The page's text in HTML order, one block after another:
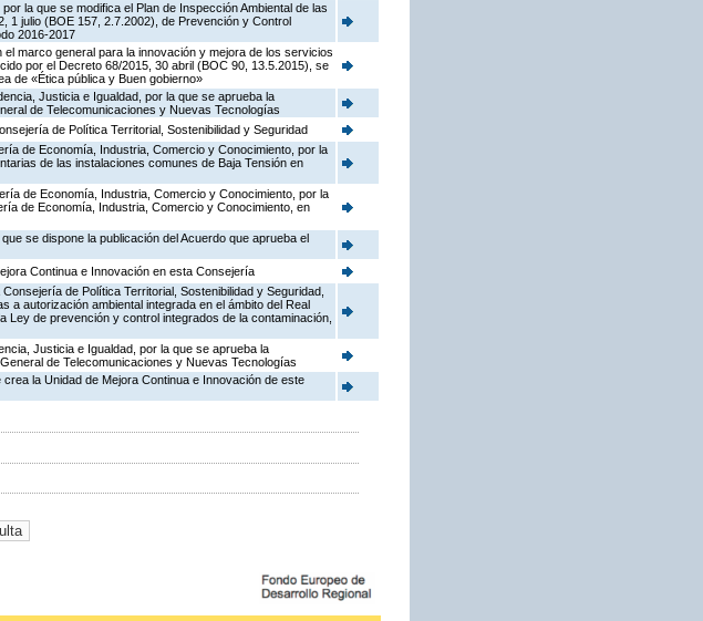
la que se modifica el Plan de Inspección Ambiental de las
1 julio (BOE 157, 2.7.2002), de Prevención y Control
2016-2017
marco general para la innovación y mejora de los servicios
por el Decreto 68/2015, 30 abril (BOC 90, 13.5.2015), se
de «Ética pública y Buen gobierno»
Justicia e Igualdad, por la que se aprueba la
de Telecomunicaciones y Nuevas Tecnologías
de Política Territorial, Sostenibilidad y Seguridad
de Economía, Industria, Comercio y Conocimiento, por la
de las instalaciones comunes de Baja Tensión en
de Economía, Industria, Comercio y Conocimiento, por la
de Economía, Industria, Comercio y Conocimiento, en
se dispone la publicación del Acuerdo que aprueba el
Continua e Innovación en esta Consejería
de Política Territorial, Sostenibilidad y Seguridad,
a autorización ambiental integrada en el ámbito del Real
Ley de prevención y control integrados de la contaminación,
Justicia e Igualdad, por la que se aprueba la
de Telecomunicaciones y Nuevas Tecnologías
la Unidad de Mejora Continua e Innovación de este